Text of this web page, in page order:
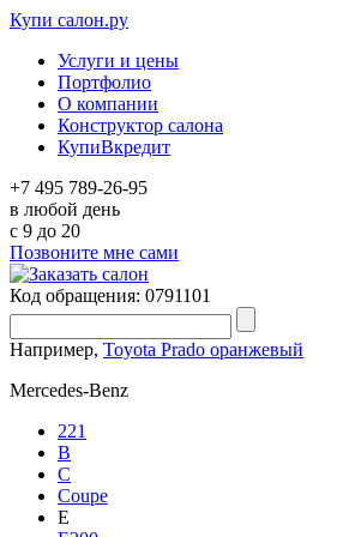
Купи салон.ру
Услуги и цены
Портфолио
О компании
Конструктор салона
КупиВкредит
+7 495 789-26-95
в любой день
c 9 до 20
Позвоните мне сами
Код обращения: 0791101
Например, Toyota Prado оранжевый
Mercedes-Benz
221
B
C
Coupe
E